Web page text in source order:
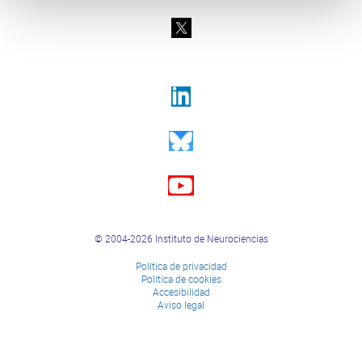
© 2004-2026 Instituto de Neurociencias
Política de privacidad
Política de cookies
Accesibilidad
Aviso legal